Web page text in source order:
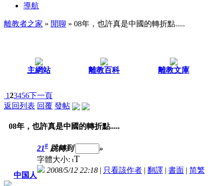
導航
離教者之家 » 閒聊 » 08年，也許真是中國的轉折點.....
主網站 離教百科 離教文庫
123456下一頁
返回列表 回覆 發帖
08年，也許真是中國的轉折點.....
中国人
21# 跳轉到
»
字體大小: tT
2008/5/12 22:18 | 只看該作者 | 翻譯 | 書面 | 简繁